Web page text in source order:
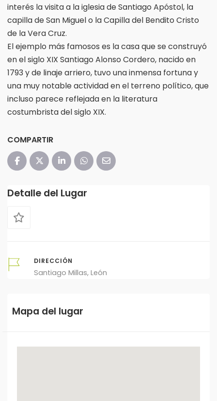
interés la visita a la iglesia de Santiago Apóstol, la
capilla de San Miguel o la Capilla del Bendito Cristo
de la Vera Cruz.
El ejemplo más famosos es la casa que se construyó
en el siglo XIX Santiago Alonso Cordero, nacido en
1793 y de linaje arriero, tuvo una inmensa fortuna y
una muy notable actividad en el terreno político, que
incluso parece reflejada en la literatura
costumbrista del siglo XIX.
COMPARTIR
Detalle del Lugar
DIRECCIÓN
Santiago Millas, León
Mapa del lugar